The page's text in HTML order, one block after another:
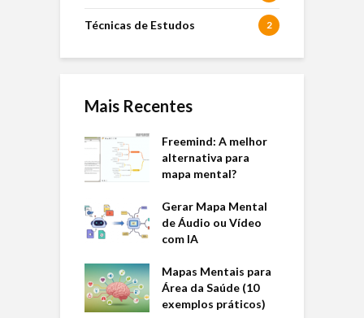
Técnicas de Estudos 2
Mais Recentes
Freemind: A melhor
alternativa para
mapa mental?
Gerar Mapa Mental
de Áudio ou Vídeo
com IA
Mapas Mentais para
Área da Saúde (10
exemplos práticos)